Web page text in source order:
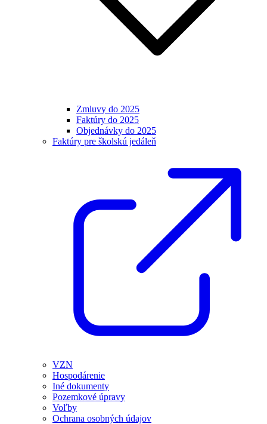
Zmluvy do 2025
Faktúry do 2025
Objednávky do 2025
Faktúry pre školskú jedáleň
VZN
Hospodárenie
Iné dokumenty
Pozemkové úpravy
Voľby
Ochrana osobných údajov